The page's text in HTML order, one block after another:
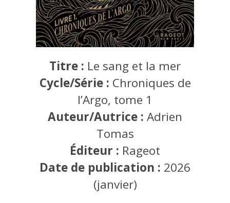
Titre : Le sang et la mer
Cycle/Série : Chroniques de
l’Argo, tome 1
Auteur/Autrice : Adrien
Tomas
Éditeur : Rageot
Date de publication : 2026
(janvier)